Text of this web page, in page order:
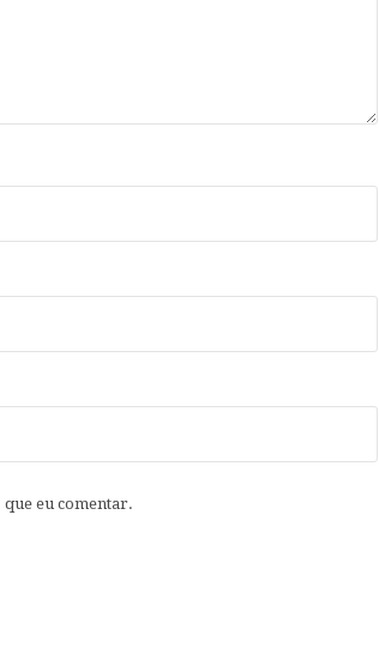
eu comentar.